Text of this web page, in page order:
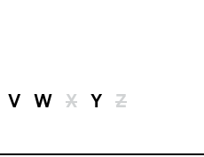
V W X Y Z